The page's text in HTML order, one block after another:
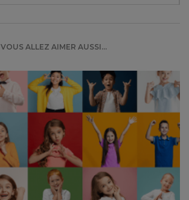
VOUS ALLEZ AIMER AUSSI...